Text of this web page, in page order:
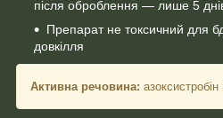
після оброблення — лише 5
Препарат не токсичний для
довкілля
Активна речовина: